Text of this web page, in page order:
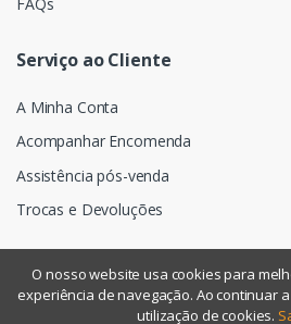
Serviço ao Cliente
A Minha Conta
Acompanhar Encomenda
Assistência pós-venda
Trocas e Devoluções
©Assismática- Todos os direitos
O nosso website usa cookies para
experiência de navegação. Ao continuar
utilização de cookies.